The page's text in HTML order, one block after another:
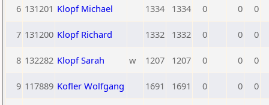
6 131201 Klopf Michael 1334 1334 0 0 0
7 131200 Klopf Richard 1332 1332 0 0 0
8 132282 Klopf Sarah w 1207 1207 0 0 0
9 117889 Kofler Wolfgang 1691 1691 0 0 0